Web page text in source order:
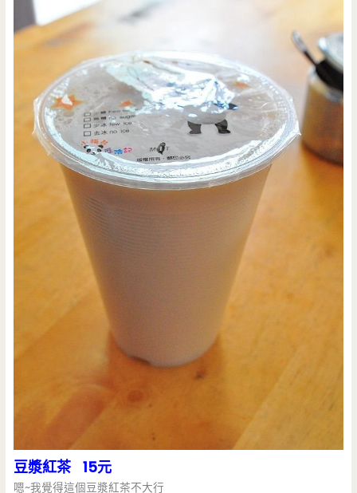
豆漿紅茶 15元
嗯~我覺得這個豆漿紅茶不大行